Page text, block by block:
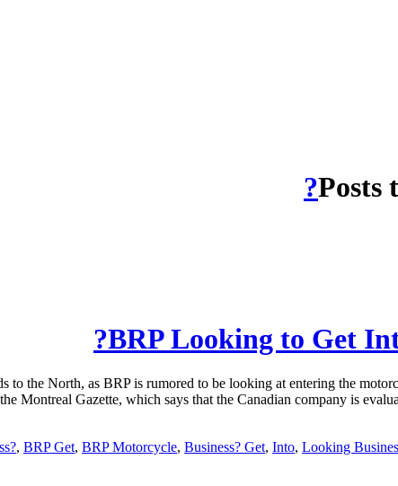
Posts
BRP Looking to Get
the North, as BRP is rumored to be looking at entering the
the Montreal Gazette, which says that the Canadian company is
, BRP Get, BRP Motorcycle, Business? Get, Into, Looking